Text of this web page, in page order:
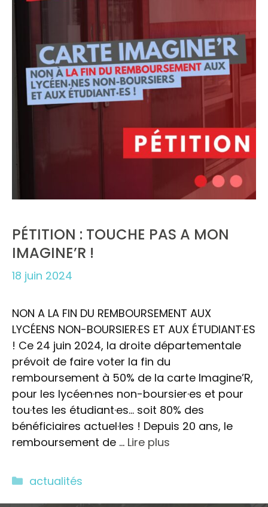
PÉTITION : TOUCHE PAS A MON
IMAGINE’R !
18 juin 2024
NON A LA FIN DU REMBOURSEMENT AUX
LYCÉENS NON-BOURSIER·ES ET AUX ÉTUDIANT·ES
! Ce 24 juin 2024, la droite départementale
prévoit de faire voter la fin du
remboursement à 50% de la carte Imagine’R,
pour les lycéen·nes non-boursier·es et pour
tou·tes les étudiant·es… soit 80% des
bénéficiaires actuel·les ! Depuis 20 ans, le
remboursement de … Lire plus
Catégories
actualités